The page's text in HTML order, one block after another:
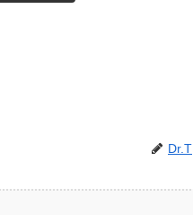
Dr.T